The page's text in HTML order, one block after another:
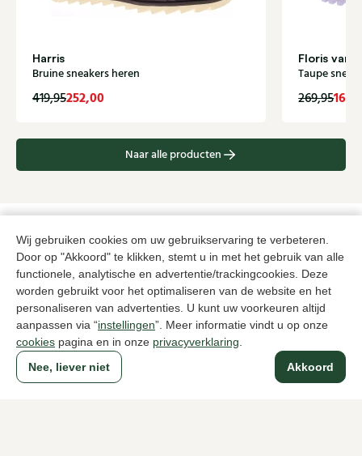
Wij gebruiken cookies om uw gebruikservaring te verbeteren.
Door op "Akkoord" te klikken, stemt u in met het gebruik van alle
functionele, analytische en advertentie/trackingcookies. Deze
worden gebruikt voor het optimaliseren van de website en het
personaliseren van advertenties. U kunt uw voorkeuren altijd
aanpassen via “instellingen”. Meer informatie vindt u op onze
cookies pagina en in onze privacyverklaring
Akkoord
Nee, liever niet
Harris
Bruine sneakers heren
419,95252,00
Floris van
Taupe
269,95
Naar alle producten
Sinds 1983 een begrip in Den Haag
Voor dames Voor heren
Over Klijsen
Over ons
Klantenservice